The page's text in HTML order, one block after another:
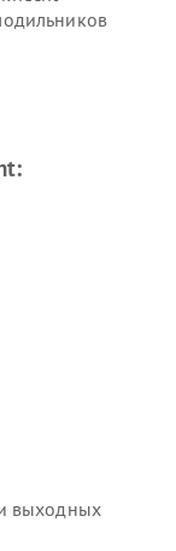
выходных